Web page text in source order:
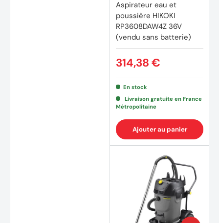
Aspirateur eau et
poussière HIKOKI
RP3608DAW4Z 36V
(vendu sans batterie)
314,38 €
En stock
Livraison gratuite en France
Métropolitaine
Ajouter au panier